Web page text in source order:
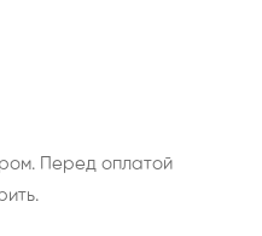
Перед оплатой